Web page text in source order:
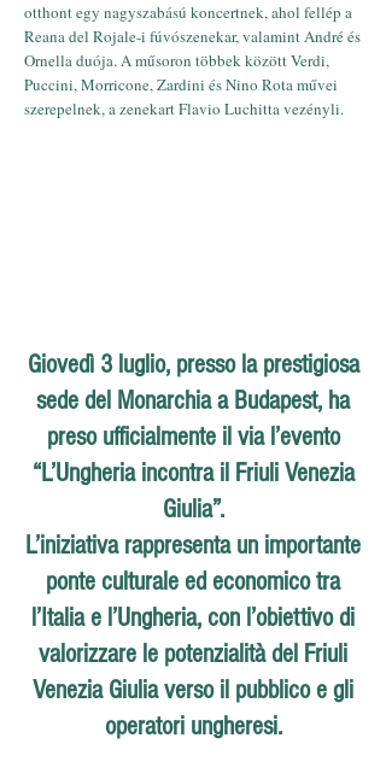
otthont egy nagyszabású koncertnek, ahol fellép a
Reana del Rojale-i fúvószenekar, valamint André és
Ornella duója. A műsoron többek között Verdi,
Puccini, Morricone, Zardini és Nino Rota művei
szerepelnek, a zenekart Flavio Luchitta vezényli.
Giovedì 3 luglio, presso la prestigiosa
sede del Monarchia a Budapest, ha
preso ufficialmente il via l’evento
“L’Ungheria incontra il Friuli Venezia
Giulia”.
L’iniziativa rappresenta un importante
ponte culturale ed economico tra
l’Italia e l’Ungheria, con l’obiettivo di
valorizzare le potenzialità del Friuli
Venezia Giulia verso il pubblico e gli
operatori ungheresi.